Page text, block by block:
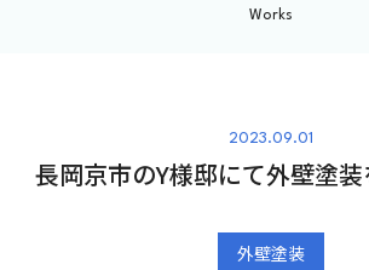
Works
2023.09.01
長岡京市のY様邸にて外壁塗
外壁塗装